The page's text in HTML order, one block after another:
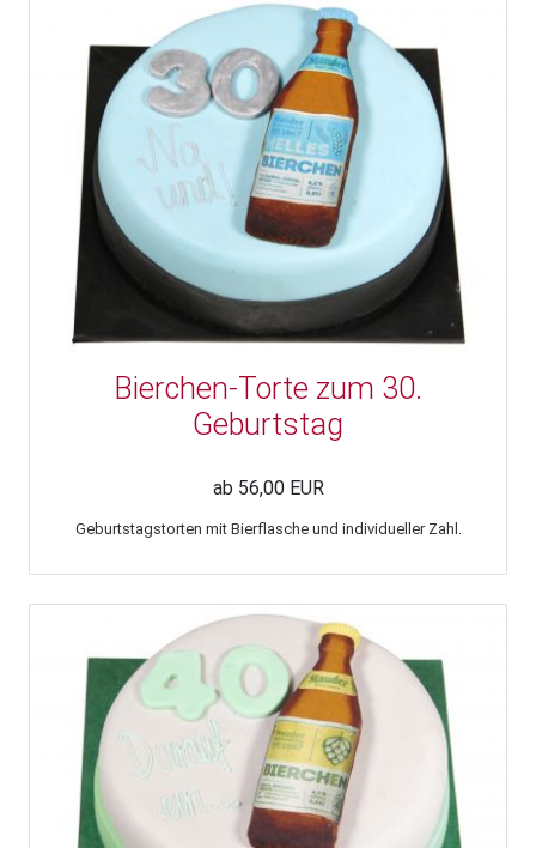
Bierchen-Torte zum 30.
Geburtstag
ab 56,00 EUR
Geburtstagstorten mit Bierflasche und individueller Zahl.